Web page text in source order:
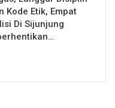
Kode Etik, Empat
Di Sijunjung